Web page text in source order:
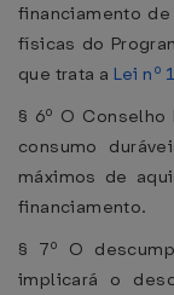
financiamento
físicas do
que trata a Lei nº
§ 6º O
consumo
máximos de
financiamento.
§ 7º O
implicará o